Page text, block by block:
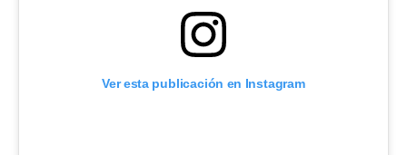
Ver esta publicación en Instagram